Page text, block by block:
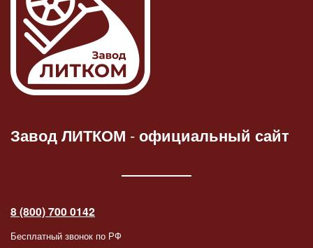
Завод ЛИТКОМ -официальный сайт
8 (800) 700 0142
Бесплатный звонок по РФ